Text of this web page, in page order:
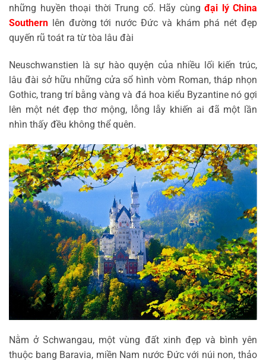
những huyền thoại thời Trung cổ. Hãy cùng đại lý China
Southern lên đường tới nước Đức và khám phá nét đẹp
quyến rũ toát ra từ tòa lâu đài
Neuschwanstien là sự hào quyện của nhiều lối kiến trúc,
lâu đài sở hữu những cửa sổ hình vòm Roman, tháp nhọn
Gothic, trang trí bằng vàng và đá hoa kiểu Byzantine nó gợi
lên một nét đẹp thơ mộng, lỗng lẫy khiến ai đã một lần
nhìn thấy đều không thể quên.
Nằm ở Schwangau, một vùng đất xinh đẹp và bình yên
thuộc bang Baravia, miền Nam nước Đức với núi non, thảo